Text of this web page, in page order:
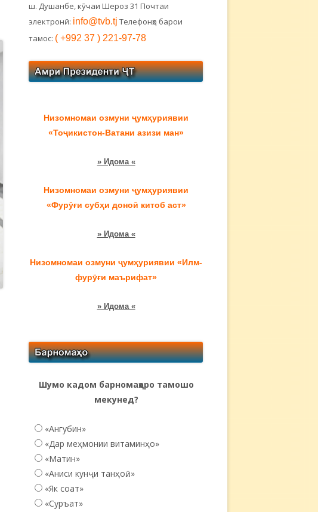
ш. Душанбе, кӯчаи Шероз 31 Почтаи
электронӣ: info@tvb.tj Телефонҳо барои
тамос: ( +992 37 ) 221-97-78
Низомномаи озмуни ҷумҳуриявии
«Тоҷикистон-Ватани азизи ман»
» Идома «
Низомномаи озмуни ҷумҳуриявии
«Фурӯғи субҳи доноӣ китоб аст»
» Идома «
Низомномаи озмуни ҷумҳуриявии «Илм-
фурӯғи маърифат»
» Идома «
Шумо кадом барномаҳоро тамошо
мекунед?
«Ангубин»
«Дар меҳмонии витаминҳо»
«Матин»
«Аниси кунҷи танҳоӣ...»
«Як соат»
«Суръат»